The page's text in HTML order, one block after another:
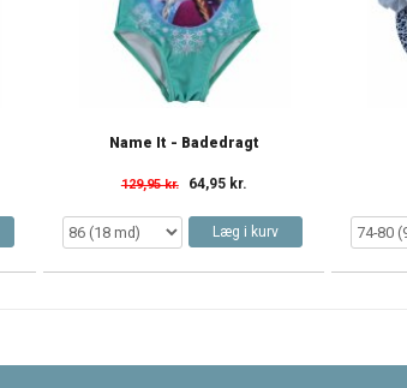
Name It - Badedragt
129,95 kr. 64,95 kr.
Læg i kurv